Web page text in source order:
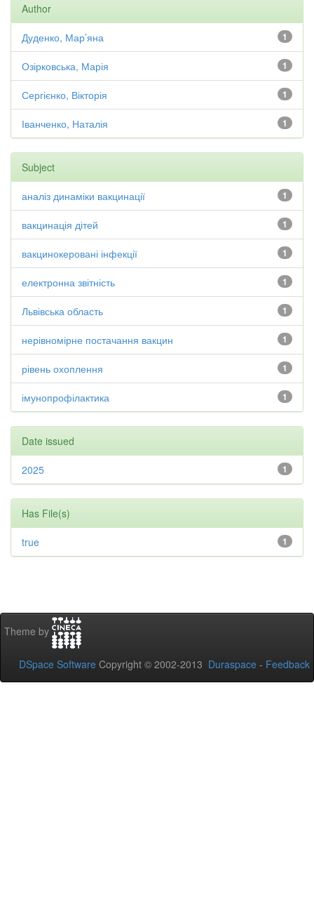
Author
1
Дуденко, Мар’яна
1
Озірковська, Марія
1
Сергієнко, Вікторія
1
Іванченко, Наталія
Subject
1
аналіз динаміки вакцинації
1
вакцинація дітей
1
вакцинокеровані інфекції
1
електронна звітність
1
Львівська область
1
нерівномірне постачання вакцин
1
рівень охоплення
1
імунопрофілактика
Date issued
1
2025
Has File(s)
1
true
Theme by
DSpace Software Copyright © 2002-2013 Duraspace - Feedback